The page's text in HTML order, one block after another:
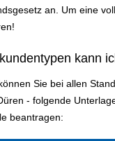
an. Um eine
kann
Sie bei allen
- folgende
beantragen: